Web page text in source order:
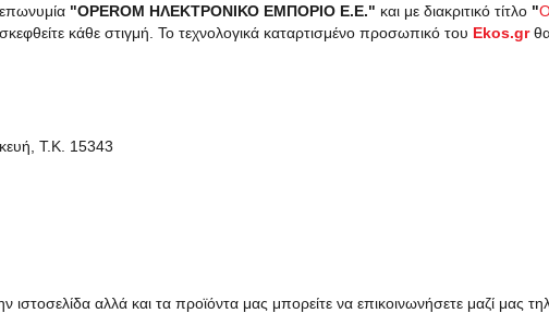
"OPEROM ΗΛΕΚΤΡΟΝΙΚΟ ΕΜΠΟΡΙΟ E.E." και με διακριτικό τίτλο "
κάθε στιγμή. Το τεχνολογικά καταρτισμένο προσωπικό του Ekos.grθα
Τ.Κ. 15343
αλλά και τα προϊόντα μας μπορείτε να επικοινωνήσετε μαζί μας